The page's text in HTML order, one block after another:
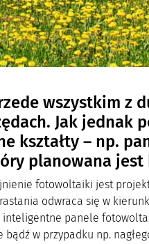
wszystkim z
Jak jednak
kształty – np.
planowana
fotowoltaiki jest
odwraca się w
panele
bądź w przypadku np.